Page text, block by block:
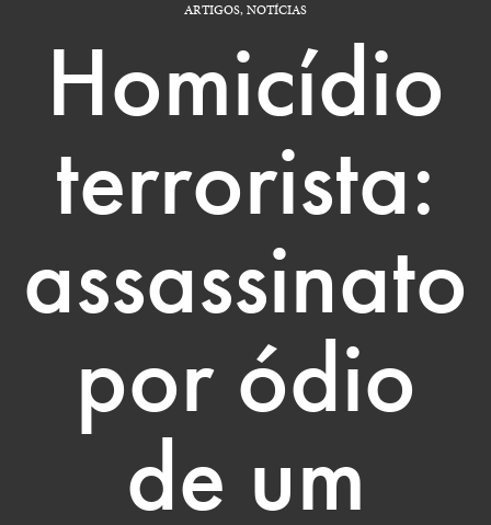
ARTIGOS,NOTÍCIAS
Homicídio
terrorista:
assassinato
por ódio
de um